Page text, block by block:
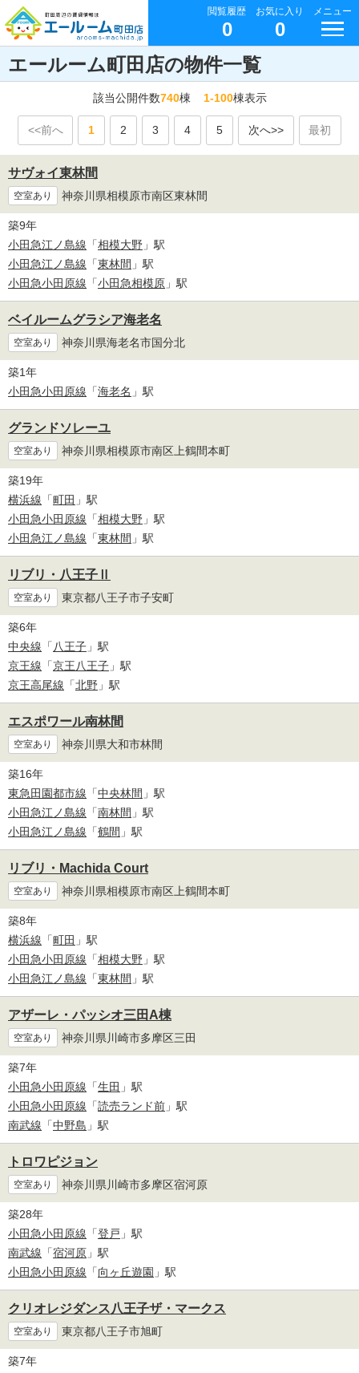
閲覧履歴
0
お気に入り
0
メニュー
エールーム町田店の物件一覧
該当公開件数740棟1-100棟表示
<<前へ 1 2 3 4 5 次へ>> 最初
サヴォイ東林間
空室あり 神奈川県相模原市南区東林間
築9年
小田急江ノ島線 「相模大野 」駅
小田急江ノ島線 「東林間 」駅
小田急小田原線 「小田急相模原 」駅
ベイルームグラシア海老名
空室あり 神奈川県海老名市国分北
築1年
小田急小田原線 「海老名 」駅
グランドソレーユ
空室あり 神奈川県相模原市南区上鶴間本町
築19年
横浜線 「町田 」駅
小田急小田原線 「相模大野 」駅
小田急江ノ島線 「東林間 」駅
リブリ・八王子Ⅱ
空室あり 東京都八王子市子安町
築6年
中央線 「 八王子 」駅
京王線 「京王八王子 」駅
京王高尾線 「北野 」駅
エスポワール南林間
空室あり 神奈川県大和市林間
築16年
東急田園都市線 「中央林間 」駅
小田急江ノ島線 「南林間 」駅
小田急江ノ島線 「鶴間 」駅
リブリ・Machida Court
空室あり 神奈川県相模原市南区上鶴間本町
築8年
横浜線 「町田 」駅
小田急小田原線 「相模大野 」駅
小田急江ノ島線 「東林間 」駅
アザーレ・パッシオ三田A棟
空室あり 神奈川県川崎市多摩区三田
築7年
小田急小田原線 「生田 」駅
小田急小田原線 「読売ランド前 」駅
南武線 「中野島 」駅
トロワピジョン
空室あり 神奈川県川崎市多摩区宿河原
築28年
小田急小田原線 「登戸 」駅
南武線 「宿河原 」駅
小田急小田原線 「向ヶ丘遊園 」駅
クリオレジダンス八王子ザ・マークス
空室あり 東京都八王子市旭町
築7年